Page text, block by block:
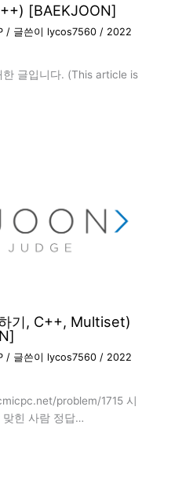
[BAEKJOON]
/ 글쓴이 lycos7560 / 2022
글입니다. (This article is
기, C++, Multiset)
/ 글쓴이 lycos7560 / 2022
problem/1715 시
맞힌 사람 정답…